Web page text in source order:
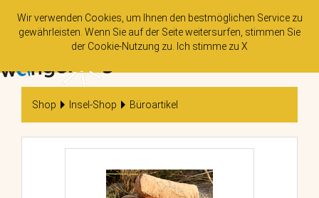
Wir verwenden Cookies, um Ihnen den bestmöglichen Service zu
gewährleisten. Wenn Sie auf der Seite weitersurfen, stimmen Sie
der Cookie-Nutzung zu. Ich stimme zu X
Shop Insel-Shop Büroartikel